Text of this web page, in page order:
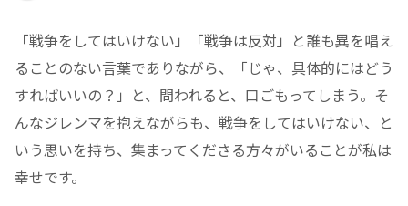
「戦争をしてはいけない」「戦争は反対」と誰も異を唱え
ることのない言葉でありながら、「じゃ、具体的にはどう
すればいいの？」と、問われると、口ごもってしまう。そ
んなジレンマを抱えながらも、戦争をしてはいけない、と
いう思いを持ち、集まってくださる方々がいることが私は
幸せです。